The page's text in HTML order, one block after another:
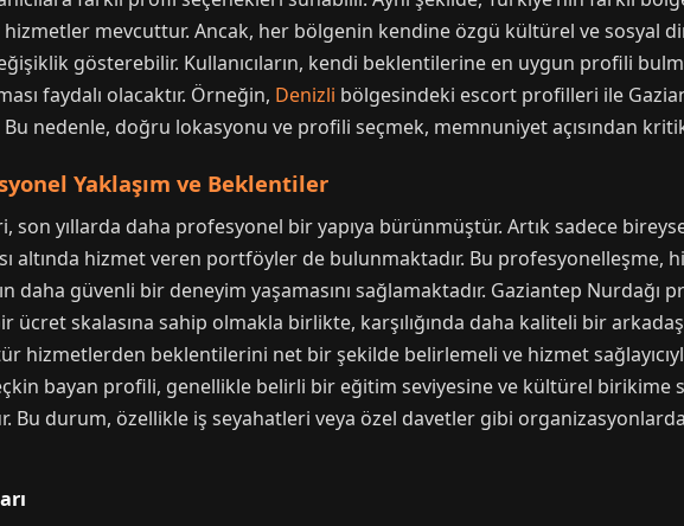
mevcuttur. Ancak, her bölgenin kendine özgü kültürel ve sosyal
gösterebilir. Kullanıcıların, kendi beklentilerine en uygun profili
faydalı olacaktır. Örneğin, Denizli bölgesindeki escort profilleri ile
nedenle, doğru lokasyonu ve profili seçmek, memnuniyet açısından
Yaklaşım ve Beklentiler
son yıllarda daha profesyonel bir yapıya bürünmüştür. Artık sadece
altında hizmet veren portföyler de bulunmaktadır. Bu profesyonelleşme,
daha güvenli bir deneyim yaşamasını sağlamaktadır. Gaziantep Nurdağı
skalasına sahip olmakla birlikte, karşılığında daha kaliteli bir
hizmetlerden beklentilerini net bir şekilde belirlemeli ve hizmet
bayan profili, genellikle belirli bir eğitim seviyesine ve kültürel birikime
Bu durum, özellikle iş seyahatleri veya özel davetler gibi